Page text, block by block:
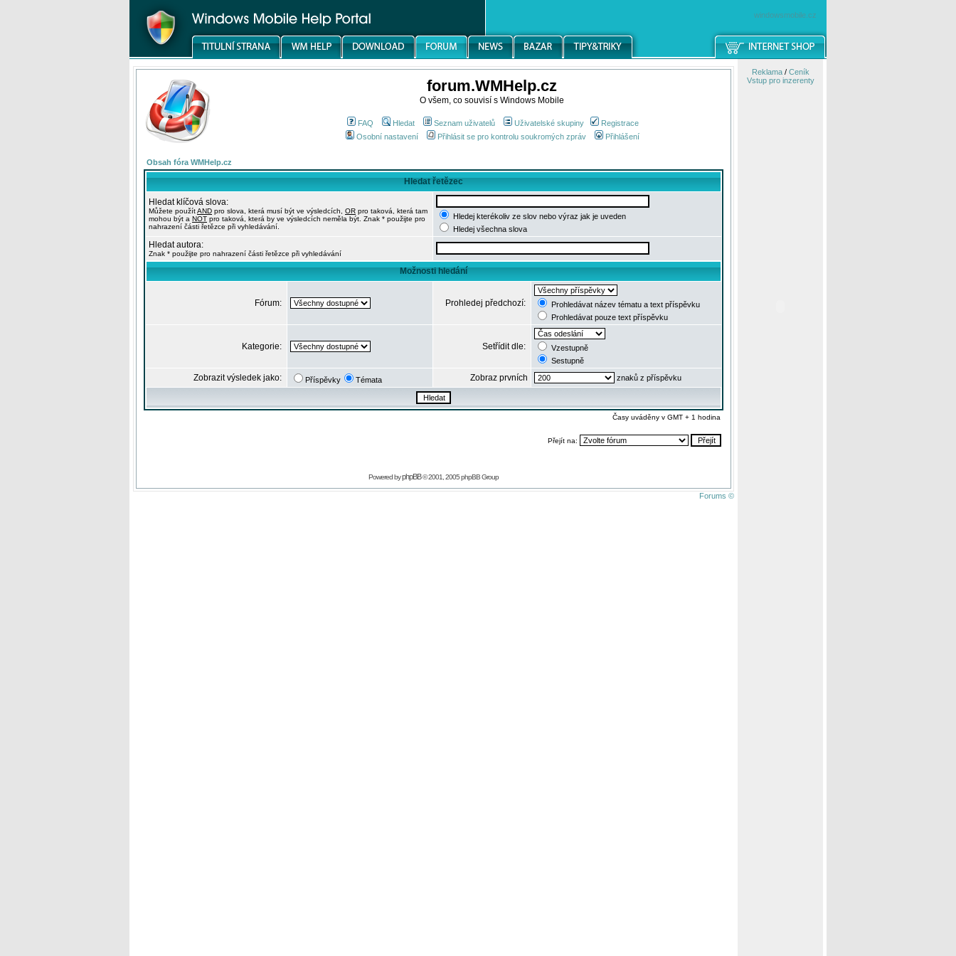
windowsmobile.cz
forum.WMHelp.cz
O všem, co souvisí s Windows Mobile
FAQ Hledat Seznam uživatelů Uživatelské skupiny
Registrace
Osobní nastavení
Přihlásit se pro kontrolu soukromých zpráv Přihlášení
Obsah fóra WMHelp.cz
Hledat řetězec
Hledat klíčová slova:
Můžete použítAND pro slova, která musí být ve výsledcích, OR pro taková, která tam
mohou být a NOT pro taková, která by ve výsledcích neměla být. Znak * použijte pro
nahrazení části řetězce při vyhledávání.
Hledej kterékoliv ze slov nebo výraz jak je uveden
Hledej všechna slova
Hledat autora:
Znak * použijte pro nahrazení části řetězce při vyhledávání
Možnosti hledání
Fórum: Prohledej předchozí:
Prohledávat název tématu a text příspěvku
Prohledávat pouze text příspěvku
Kategorie: Setřídit dle:
Vzestupně
Sestupně
Zobrazit výsledek jako: Příspěvky Témata Zobraz prvních znaků z příspěvku
Časy uváděny v GMT + 1 hodina
Přejít na:
Powered byphpBB© 2001, 2005 phpBB Group
Forums ©
Reklama/ Ceník
Vstup pro inzerenty